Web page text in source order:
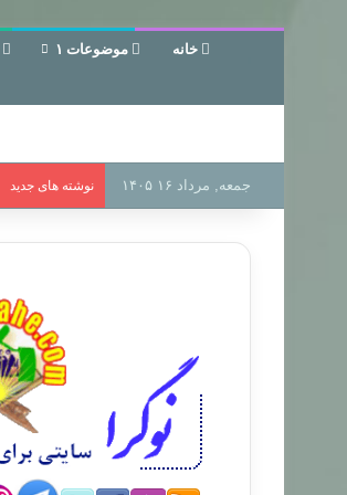
خانه موضوعات ۱
جمعه, مرداد ۱۶ ۱۴۰۵ نوشته های جدید